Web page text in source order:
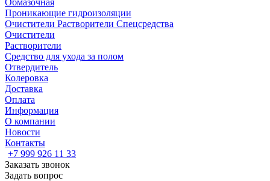
Обмазочная
Проникающие гидроизоляции
Очистители Растворители Спецсредства
Очистители
Растворители
Средство для ухода за полом
Отвердитель
Колеровка
Доставка
Оплата
Информация
О компании
Новости
Контакты
+7 999 926 11 33
Заказать звонок
Задать вопрос